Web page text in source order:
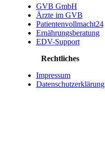
GVB GmbH
Ärzte im GVB
Patientenvollmacht24
Ernährungsberatung
EDV-Support
Rechtliches
Impressum
Datenschutzerklärung